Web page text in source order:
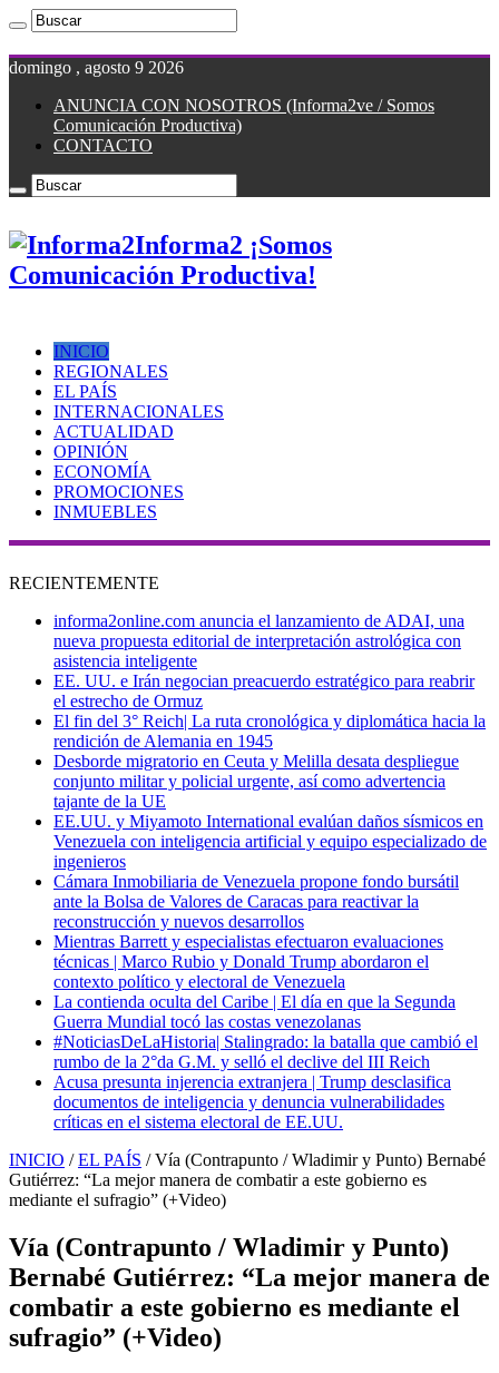
domingo , agosto 9 2026
ANUNCIA CON NOSOTROS (Informa2ve / Somos
Comunicación Productiva)
CONTACTO
Informa2 ¡Somos
Comunicación Productiva!
INICIO
REGIONALES
EL PAÍS
INTERNACIONALES
ACTUALIDAD
OPINIÓN
ECONOMÍA
PROMOCIONES
INMUEBLES
RECIENTEMENTE
informa2online.com anuncia el lanzamiento de ADAI, una
nueva propuesta editorial de interpretación astrológica con
asistencia inteligente
EE. UU. e Irán negocian preacuerdo estratégico para reabrir
el estrecho de Ormuz
El fin del 3° Reich| La ruta cronológica y diplomática hacia la
rendición de Alemania en 1945
Desborde migratorio en Ceuta y Melilla desata despliegue
conjunto militar y policial urgente, así como advertencia
tajante de la UE
EE.UU. y Miyamoto International evalúan daños sísmicos en
Venezuela con inteligencia artificial y equipo especializado de
ingenieros
Cámara Inmobiliaria de Venezuela propone fondo bursátil
ante la Bolsa de Valores de Caracas para reactivar la
reconstrucción y nuevos desarrollos
Mientras Barrett y especialistas efectuaron evaluaciones
técnicas | Marco Rubio y Donald Trump abordaron el
contexto político y electoral de Venezuela
La contienda oculta del Caribe | El día en que la Segunda
Guerra Mundial tocó las costas venezolanas
#NoticiasDeLaHistoria| Stalingrado: la batalla que cambió el
rumbo de la 2°da G.M. y selló el declive del III Reich
Acusa presunta injerencia extranjera | Trump desclasifica
documentos de inteligencia y denuncia vulnerabilidades
críticas en el sistema electoral de EE.UU.
INICIO / EL PAÍS / Vía (Contrapunto / Wladimir y Punto) Bernabé
Gutiérrez: “La mejor manera de combatir a este gobierno es
mediante el sufragio” (+Video)
Vía (Contrapunto / Wladimir y Punto)
Bernabé Gutiérrez: “La mejor manera de
combatir a este gobierno es mediante el
sufragio” (+Video)